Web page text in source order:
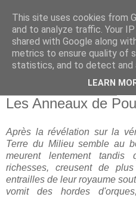
Les Anneaux de
Après la révélation sur la
Terre du Milieu semble au
meurent lentement
richesses, creusent de
entrailles de leur royaume
vomit des hordes
This site uses cookies from
and to analyze traffic. Your
shared with Google along
metrics to ensure quality of
statistics, and to detect and
LEARN